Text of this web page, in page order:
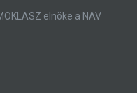
elnöke a NAV